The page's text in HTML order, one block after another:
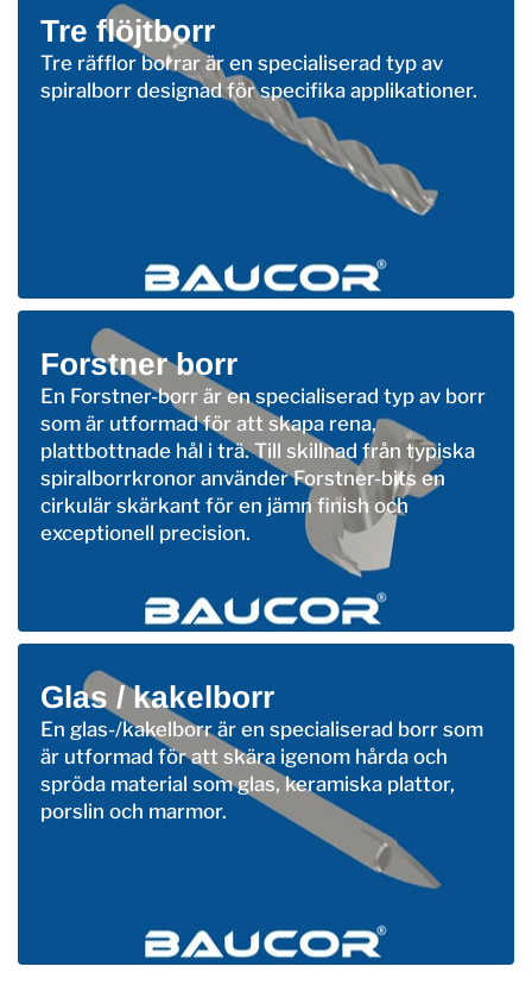
Tre flöjtborr
Tre räfflor borrar är en specialiserad typ av
spiralborr designad för specifika applikationer.
Forstner borr
En Forstner-borr är en specialiserad typ av borr
som är utformad för att skapa rena,
plattbottnade hål i trä. Till skillnad från typiska
spiralborrkronor använder Forstner-bits en
cirkulär skärkant för en jämn finish och
exceptionell precision.
Glas / kakelborr
En glas-/kakelborr är en specialiserad borr som
är utformad för att skära igenom hårda och
spröda material som glas, keramiska plattor,
porslin och marmor.